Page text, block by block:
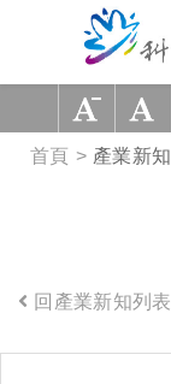
跳到主要內容區塊
首頁 產業新知
回產業新知列表